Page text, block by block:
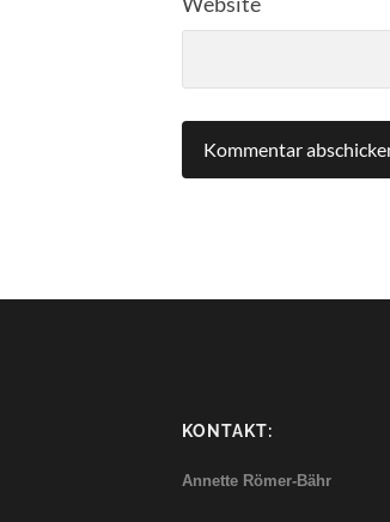
KONTAKT:
Annette Römer-Bähr